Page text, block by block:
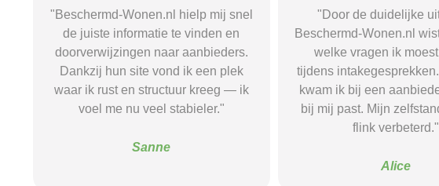
"Door de duidelijke uitleg op
Beschermd-Wonen.nl wist ik precies
welke vragen ik moest stellen
tijdens intakegesprekken. Daardoor
kwam ik bij een aanbieder die echt
bij mij past. Mijn zelfstandigheid is
"Ik was onzeker en
termen en opties.
Wonen.nl maakte het
leidde me naar een
zorgaanbieder. Het
stress bespaard en mijn
goede start
Kevin